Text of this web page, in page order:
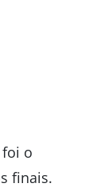
o
finais.